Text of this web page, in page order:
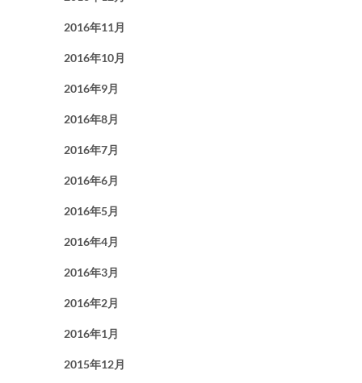
2016年11月
2016年10月
2016年9月
2016年8月
2016年7月
2016年6月
2016年5月
2016年4月
2016年3月
2016年2月
2016年1月
2015年12月